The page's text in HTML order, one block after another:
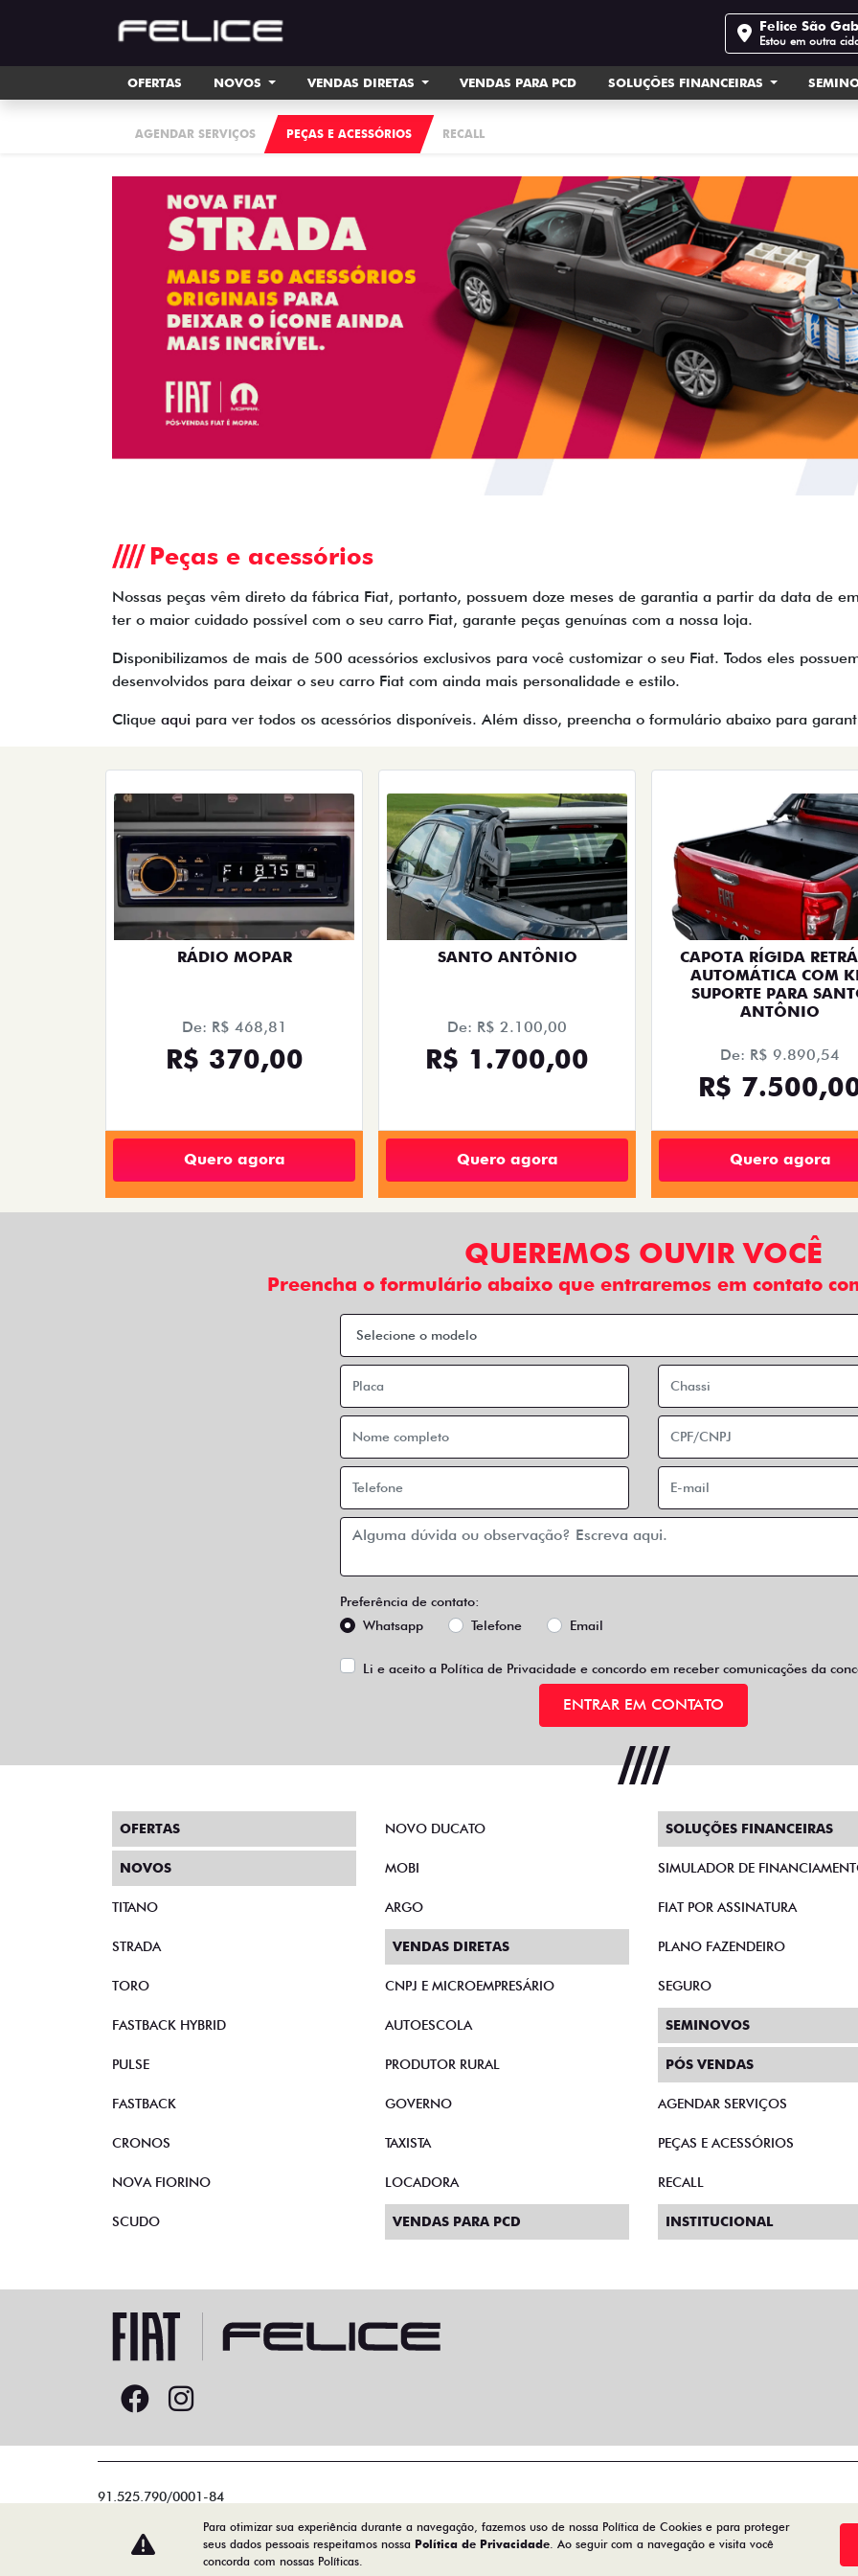
Felice São
Estou em outra
OFERTAS NOVOS VENDAS DIRETAS VENDAS PARA PCD SOLUÇÕES FINANCEIRAS
AGENDAR SERVIÇOS PEÇAS E ACESSÓRIOS RECALL
Peças e acessórios
Nossas peças vêm direto da fábrica Fiat, portanto, possuem doze meses de garantia a partir da data de
ter o maior cuidado possível com o seu carro Fiat, garante peças genuínas com a nossa loja.
Disponibilizamos de mais de 500 acessórios exclusivos para você customizar o seu Fiat. Todos eles
desenvolvidos para deixar o seu carro Fiat com ainda mais personalidade e estilo.
Clique aqui para ver todos os acessórios disponíveis. Além disso, preencha o formulário abaixo para
RÁDIO MOPAR
De: R$ 468,81
R$ 370,00
Quero agora
SANTO ANTÔNIO
De: R$ 2.100,00
R$ 1.700,00
Quero agora
CAPOTA RÍGIDA
AUTOMÁTICA COM
SUPORTE PARA
ANTÔNIO
De: R$ 9.890,54
R$
Quero agora
QUEREMOS OUVIR VOCÊ
Preencha o formulário abaixo que entraremos em contato
Preferência de contato:
Whatsapp
Telefone Email
Li e aceito a Política de Privacidadee concordo em receber comunicações da
ENTRAR EM CONTATO
OFERTAS
NOVOS
TITANO
STRADA
TORO
FASTBACK HYBRID
PULSE
FASTBACK
CRONOS
NOVA FIORINO
SCUDO
NOVO DUCATO
MOBI
ARGO
VENDAS DIRETAS
CNPJ E MICROEMPRESÁRIO
AUTOESCOLA
PRODUTOR RURAL
GOVERNO
TAXISTA
LOCADORA
VENDAS PARA PCD
SOLUÇÕES FINANCEIRAS
SIMULADOR DE
FIAT POR ASSINATURA
PLANO FAZENDEIRO
SEGURO
SEMINOVOS
PÓS VENDAS
AGENDAR SERVIÇOS
PEÇAS E ACESSÓRIOS
RECALL
INSTITUCIONAL
91.525.790/0001-84
Para otimizar sua experiência durante a navegação, fazemos uso de nossa Política de Cookies e para proteger
seus dados pessoais respeitamos nossa Política de Privacidade. Ao seguir com a navegação e visita você
concorda com nossas Políticas.